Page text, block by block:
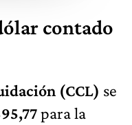
contado
(CCL) se
para la